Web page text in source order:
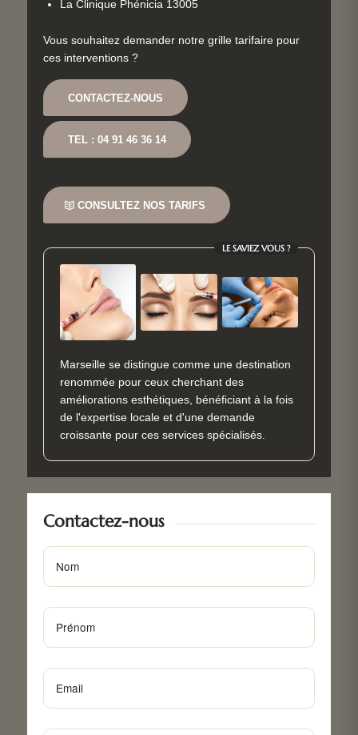
La Clinique Phénicia 13005
Vous souhaitez demander notre grille tarifaire pour
ces interventions ?
CONTACTEZ-NOUS
TEL : 04 91 46 36 14
CONSULTEZ NOS TARIFS
LE SAVIEZ VOUS ?
Marseille se distingue comme une destination
renommée pour ceux cherchant des
améliorations esthétiques, bénéficiant à la fois
de l'expertise locale et d'une demande
croissante pour ces services spécialisés.
Contactez-nous